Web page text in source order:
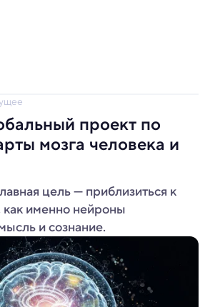
проект по
мозга человека и
цель — приблизиться к
именно нейроны
и сознание.